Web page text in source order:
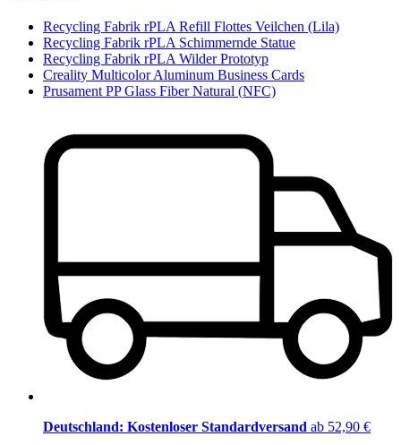
Recycling Fabrik rPLA Refill Flottes Veilchen (Lila)
Recycling Fabrik rPLA Schimmernde Statue
Recycling Fabrik rPLA Wilder Prototyp
Creality Multicolor Aluminum Business Cards
Prusament PP Glass Fiber Natural (NFC)
Deutschland: Kostenloser Standardversand ab 52,90 €